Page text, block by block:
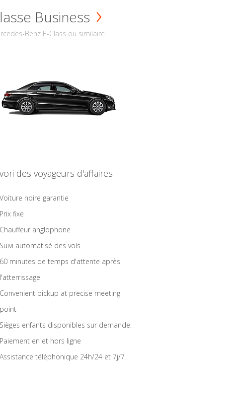
Business
Benz E-Class ou similaire
des voyageurs d'affaires
Voiture noire garantie
Prix fixe
Chauffeur anglophone
Suivi automatisé des vols
60 minutes de temps d'attente après
l'atterrissage
Convenient pickup at precise meeting
point
Sièges enfants disponibles sur demande.
Paiement en et hors ligne
Assistance téléphonique 24h/24 et 7j/7